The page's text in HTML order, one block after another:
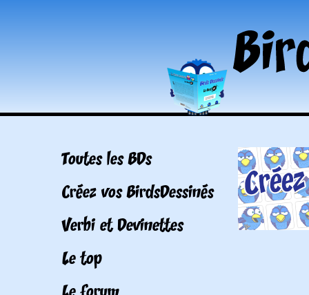
Toutes les BDs
Créez vos BirdsDessinés
Verbi et Devinettes
Le top